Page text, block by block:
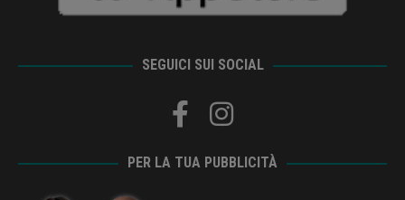
SEGUICI SUI SOCIAL
PER LA TUA PUBBLICITÀ